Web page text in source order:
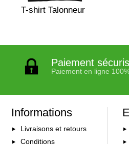
T-shirt Talonneur
Paiement
Paiement en ligne
Informations
Livraisons et retours
Conditions